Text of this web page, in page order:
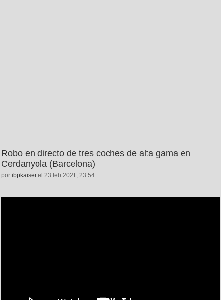
Robo en directo de tres coches de alta gama en
Cerdanyola (Barcelona)
por ibpkaiser el 23 feb 2021, 23:54